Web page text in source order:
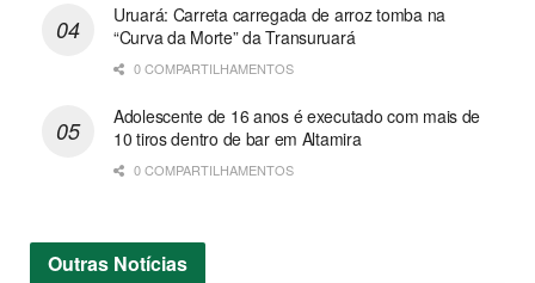
Uruará: Carreta carregada de arroz tomba na
“Curva da Morte” da Transuruará
0 COMPARTILHAMENTOS
Adolescente de 16 anos é executado com mais de
10 tiros dentro de bar em Altamira
0 COMPARTILHAMENTOS
Outras Notícias